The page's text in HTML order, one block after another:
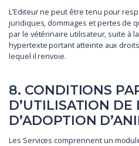
L’Editeur ne peut être tenu pour
juridiques, dommages et pertes de
par le vétérinaire utilisateur, suite à
hypertexte portant atteinte aux
lequel il renvoie.
8. CONDITIONS
D’UTILISATION
D’ADOPTION
Les Services comprennent un